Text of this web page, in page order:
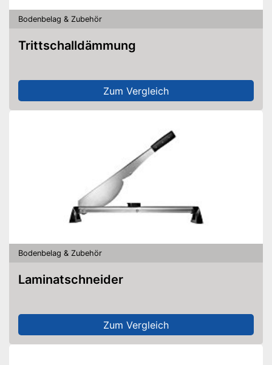
Bodenbelag & Zubehör
Trittschalldämmung
Zum Vergleich
Bodenbelag & Zubehör
Laminatschneider
Zum Vergleich